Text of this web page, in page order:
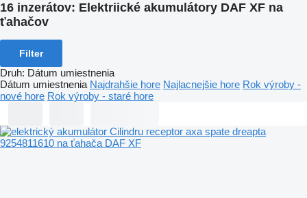
16 inzerátov: Elektriické akumulátory DAF XF na
ťahačov
Filter
Druh: Dátum umiestnenia
Dátum umiestnenia Najdrahšie hore Najlacnejšie hore Rok výroby -
nové hore Rok výroby - staré hore